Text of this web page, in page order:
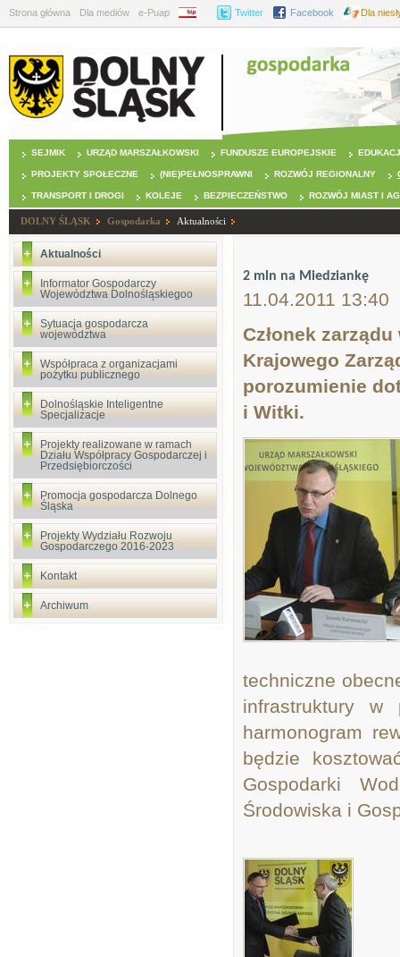
Strona główna Dla mediów e-Puap BIP Twitter Facebook Dla
SEJMIK URZĄD MARSZAŁKOWSKI FUNDUSZE EUROPEJSKIE
PROJEKTY SPOŁECZNE (NIE)PEŁNOSPRAWNI ROZWÓJ REGIONALNY
TRANSPORT I DROGI KOLEJE BEZPIECZEŃSTWO ROZWÓJ MIAST I
DOLNY ŚLĄSK Gospodarka Aktualności
Aktualności
Informator Gospodarczy
Województwa Dolnośląskiegoo
Sytuacja gospodarcza
województwa
Współpraca z organizacjami
pożytku publicznego
Dolnośląskie Inteligentne
Specjalizacje
Projekty realizowane w ramach
Działu Współpracy Gospodarczej i
Przedsiębiorczości
Promocja gospodarcza Dolnego
Śląska
Projekty Wydziału Rozwoju
Gospodarczego 2016-2023
Kontakt
Archiwum
2 mln na Miedziankę
11.04.2011 13:40
Członek
Krajowego
porozumienie
i Witki.
techniczne
infrastruktury w
harmonogram
będzie
Gospodarki
Środowiska i